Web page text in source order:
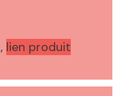
lien produit